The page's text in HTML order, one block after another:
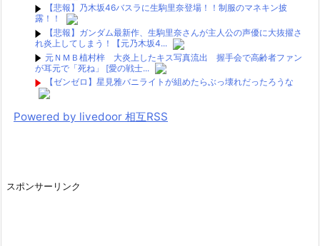
【悲報】乃木坂46バスラに生駒里奈登場！！制服のマネキン披
露！！
【悲報】ガンダム最新作、生駒里奈さんが主人公の声優に大抜擢さ
れ炎上してしまう！【元乃木坂4...
元ＮＭＢ植村梓 大炎上したキス写真流出 握手会で高齢者ファン
が耳元で「死ね」 [愛の戦士...
【ゼンゼロ】星見雅バニライトが組めたらぶっ壊れだったろうな
Powered by livedoor 相互RSS
スポンサーリンク